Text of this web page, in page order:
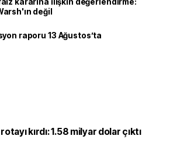
değil
raporu 13 Ağustos’ta
kırdı: 1.58 milyar dolar çıktı